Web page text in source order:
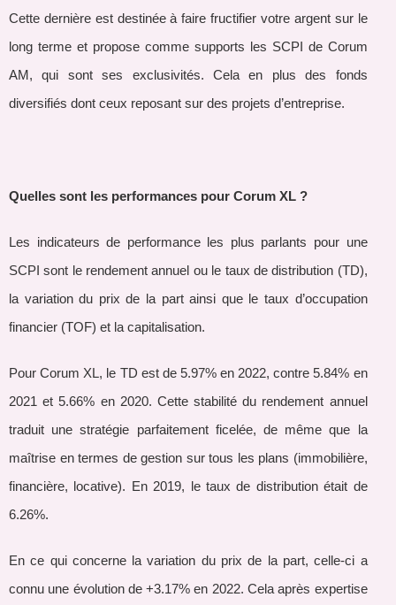
Cette dernière est destinée à faire fructifier votre argent sur le
long terme et propose comme supports les SCPI de Corum
AM, qui sont ses exclusivités. Cela en plus des fonds
diversifiés dont ceux reposant sur des projets d’entreprise.
Quelles sont les performances pour Corum XL ?
Les indicateurs de performance les plus parlants pour une
SCPI sont le rendement annuel ou le taux de distribution (TD),
la variation du prix de la part ainsi que le taux d’occupation
financier (TOF) et la capitalisation.
Pour Corum XL, le TD est de 5.97% en 2022, contre 5.84% en
2021 et 5.66% en 2020. Cette stabilité du rendement annuel
traduit une stratégie parfaitement ficelée, de même que la
maîtrise en termes de gestion sur tous les plans (immobilière,
financière, locative). En 2019, le taux de distribution était de
6.26%.
En ce qui concerne la variation du prix de la part, celle-ci a
connu une évolution de +3.17% en 2022. Cela après expertise